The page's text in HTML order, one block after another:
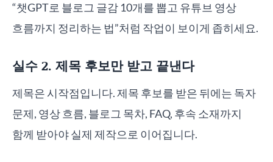
“챗GPT로 블로그 글감 10개를 뽑고 유튜브 영상
흐름까지 정리하는 법”처럼 작업이 보이게 좁히세요.
실수 2. 제목 후보만 받고 끝낸다
제목은 시작점입니다. 제목 후보를 받은 뒤에는 독자
문제, 영상 흐름, 블로그 목차, FAQ, 후속 소재까지
함께 받아야 실제 제작으로 이어집니다.